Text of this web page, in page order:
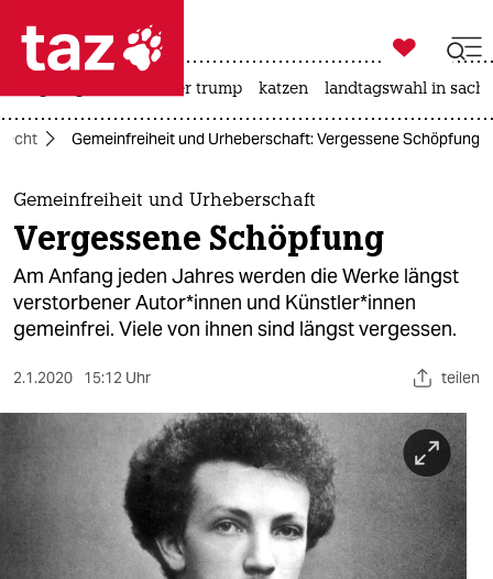
 taz zahl ich
taz zahl ich
themen
politik
öko
gesellschaft
berlin
nord

taz zahl ich
usa unter trump katzen landtagswahl in
Gemeinfreiheit und Urheberschaft: Vergessene Schöpfung
Gemeinfreiheit und Urheberschaft
Vergessene Schöpfung
Am Anfang jeden Jahres werden die Werke längst
verstorbener Autor*innen und Künstler*innen
gemeinfrei. Viele von ihnen sind längst vergessen.
2.1.2020 15:12 Uhr teilen